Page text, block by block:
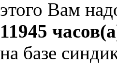
этого Вам
11945
на базе